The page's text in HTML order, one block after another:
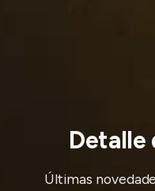
Detalle
Últimas